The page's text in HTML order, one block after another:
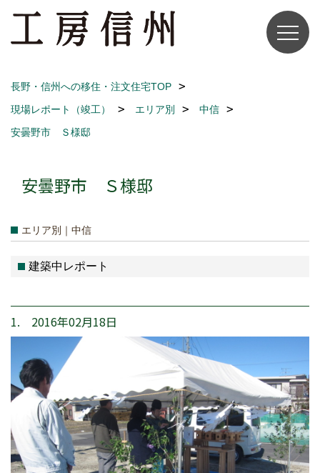
長野・信州への移住・注文住宅TOP
現場レポート（竣工）
エリア別
中信
安曇野市 Ｓ様邸
安曇野市 Ｓ様邸
エリア別｜中信
建築中レポート
1. 2016年02月18日